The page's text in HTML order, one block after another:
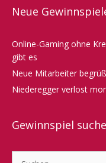
Neue
Online-Gaming ohne
gibt es
Neue Mitarbeiter
Niederegger verlost
Gewinnspiel